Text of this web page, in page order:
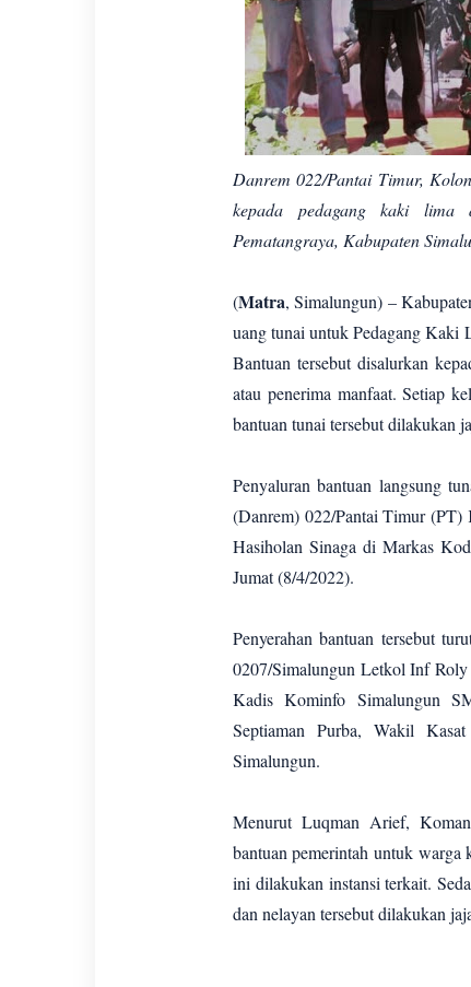
Danrem 022/Pantai Timur,
kepada pedagang kaki lima
Pematangraya, Kabupaten
(Matra, Simalungun) –
uang tunai untuk Pedagang
Bantuan tersebut disalurkan
atau penerima manfaat. Setiap
bantuan tunai tersebut dilakukan
Penyaluran bantuan langsung
(Danrem) 022/Pantai Timur
Hasiholan Sinaga di Markas
Jumat (8/4/2022).
Penyerahan bantuan tersebut
0207/Simalungun Letkol Inf
Kadis Kominfo Simalungun
Septiaman Purba, Wakil
Simalungun.
Menurut Luqman Arief,
bantuan pemerintah untuk
ini dilakukan instansi terkait.
dan nelayan tersebut dilakukan